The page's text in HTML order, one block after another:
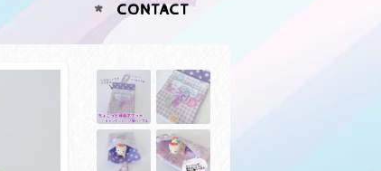
CONTACT